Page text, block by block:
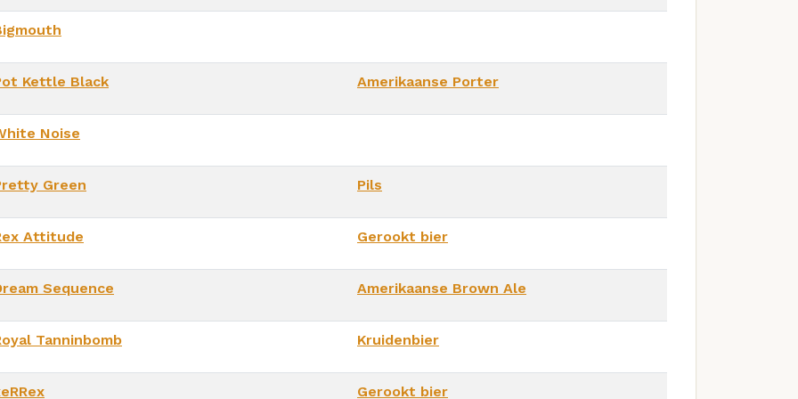
Kettle Black Amerikaanse Porter
Noise
Green Pils
Attitude Gerookt bier
Sequence Amerikaanse Brown Ale
Tanninbomb Kruidenbier
Gerookt bier